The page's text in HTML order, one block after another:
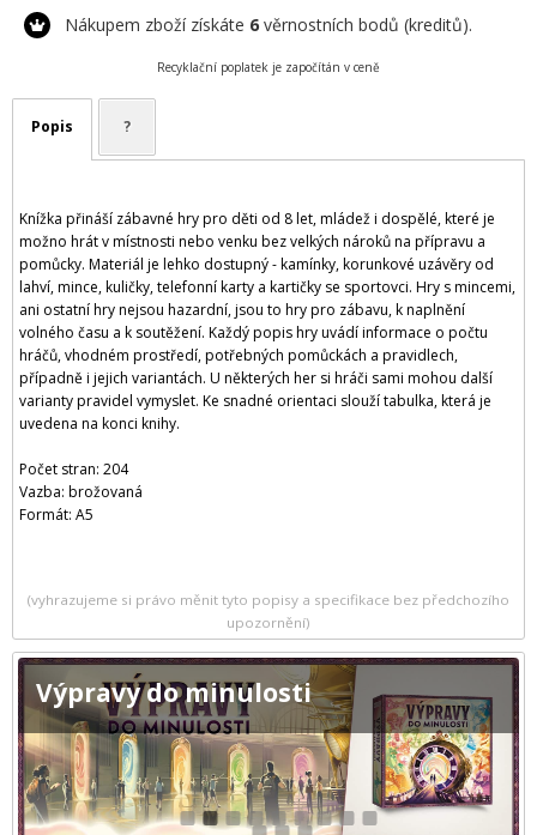
Nákupem zboží získáte 6 věrnostních bodů (kreditů).
Recyklační poplatek je započítán v ceně
Popis ?
Knížka přináší zábavné hry pro děti od 8 let, mládež i dospělé, které je
možno hrát v místnosti nebo venku bez velkých nároků na přípravu a
pomůcky. Materiál je lehko dostupný - kamínky, korunkové uzávěry od
lahví, mince, kuličky, telefonní karty a kartičky se sportovci. Hry s mincemi,
ani ostatní hry nejsou hazardní, jsou to hry pro zábavu, k naplnění
volného času a k soutěžení. Každý popis hry uvádí informace o počtu
hráčů, vhodném prostředí, potřebných pomůckách a pravidlech,
případně i jejich variantách. U některých her si hráči sami mohou další
varianty pravidel vymyslet. Ke snadné orientaci slouží tabulka, která je
uvedena na konci knihy.
Počet stran: 204
Vazba: brožovaná
Formát: A5
(vyhrazujeme si právo měnit tyto popisy a specifikace bez předchozího
upozornění)
Výpravy do minulosti